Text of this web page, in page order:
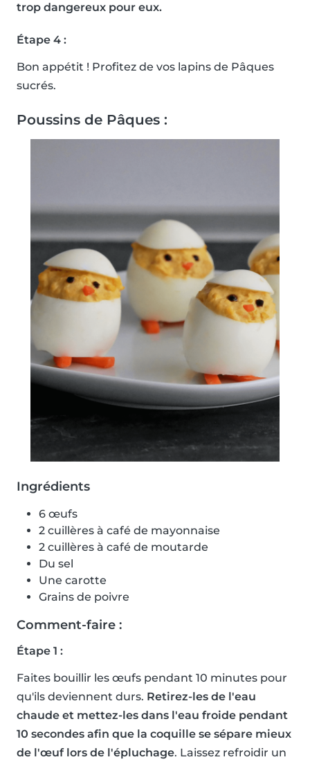
trop dangereux pour eux.
Étape 4 :
Bon appétit ! Profitez de vos lapins de Pâques
sucrés.
Poussins de Pâques :
Ingrédients
6 œufs
2 cuillères à café de mayonnaise
2 cuillères à café de moutarde
Du sel
Une carotte
Grains de poivre
Comment-faire :
Étape 1 :
Faites bouillir les œufs pendant 10 minutes pour
qu'ils deviennent durs. Retirez-les de l'eau
chaude et mettez-les dans l'eau froide pendant
10 secondes afin que la coquille se sépare mieux
de l'œuf lors de l'épluchage. Laissez refroidir un